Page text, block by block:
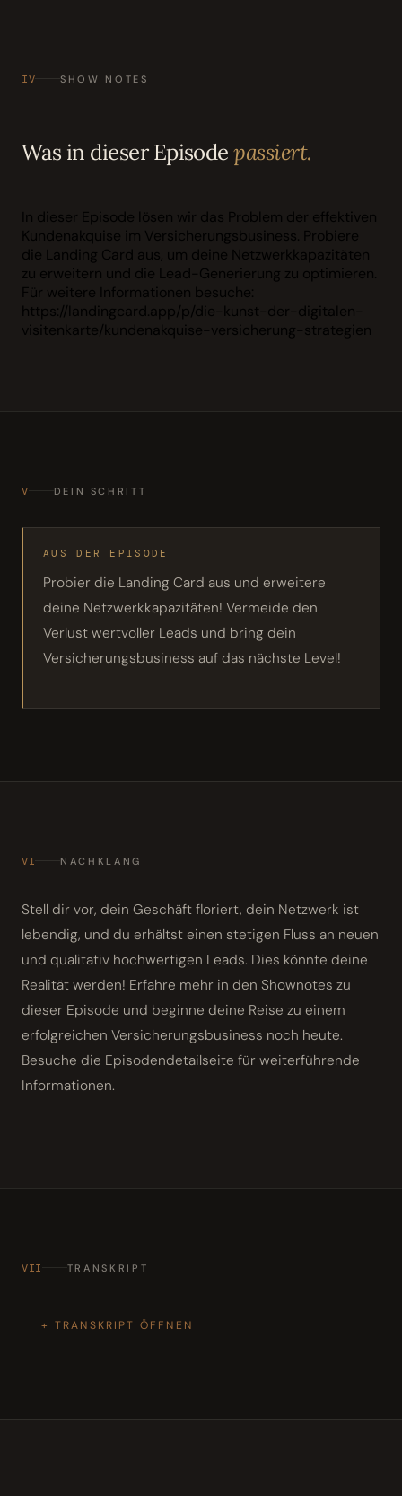
IV SHOW NOTES
Was in dieser Episodepassiert.
In dieser Episode lösen wir das Problem der effektiven
Kundenakquise im Versicherungsbusiness. Probiere
die Landing Card aus, um deine Netzwerkkapazitäten
zu erweitern und die Lead-Generierung zu optimieren.
Für weitere Informationen besuche:
https://landingcard.app/p/die-kunst-der-digitalen-
visitenkarte/kundenakquise-versicherung-strategien
V DEIN SCHRITT
AUS DER EPISODE
Probier die Landing Card aus und erweitere
deine Netzwerkkapazitäten! Vermeide den
Verlust wertvoller Leads und bring dein
Versicherungsbusiness auf das nächste Level!
VI NACHKLANG
Stell dir vor, dein Geschäft floriert, dein Netzwerk ist
lebendig, und du erhältst einen stetigen Fluss an neuen
und qualitativ hochwertigen Leads. Dies könnte deine
Realität werden! Erfahre mehr in den Shownotes zu
dieser Episode und beginne deine Reise zu einem
erfolgreichen Versicherungsbusiness noch heute.
Besuche die Episodendetailseite für weiterführende
Informationen.
VII TRANSKRIPT
TRANSKRIPT ÖFFNEN